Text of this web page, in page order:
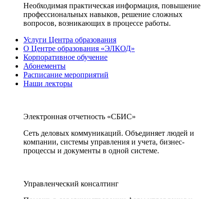
Необходимая практическая информация, повышение
профессиональных навыков, решение сложных
вопросов, возникающих в процессе работы.
Услуги Центра образования
О Центре образования «ЭЛКОД»
Корпоративное обучение
Абонементы
Расписание мероприятий
Наши лекторы
Электронная отчетность «СБИС»
Сеть деловых коммуникаций. Объединяет людей и
компании, системы управления и учета, бизнес-
процессы и документы в одной системе.
Управленческий консалтинг